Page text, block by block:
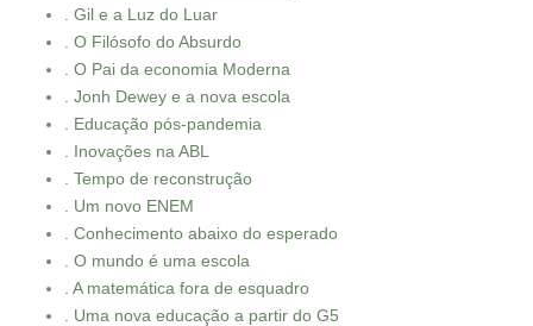
. Gil e a Luz do Luar
. O Filósofo do Absurdo
. O Pai da economia Moderna
. Jonh Dewey e a nova escola
. Educação pós-pandemia
. Inovações na ABL
. Tempo de reconstrução
. Um novo ENEM
. Conhecimento abaixo do esperado
. O mundo é uma escola
. A matemática fora de esquadro
. Uma nova educação a partir do G5